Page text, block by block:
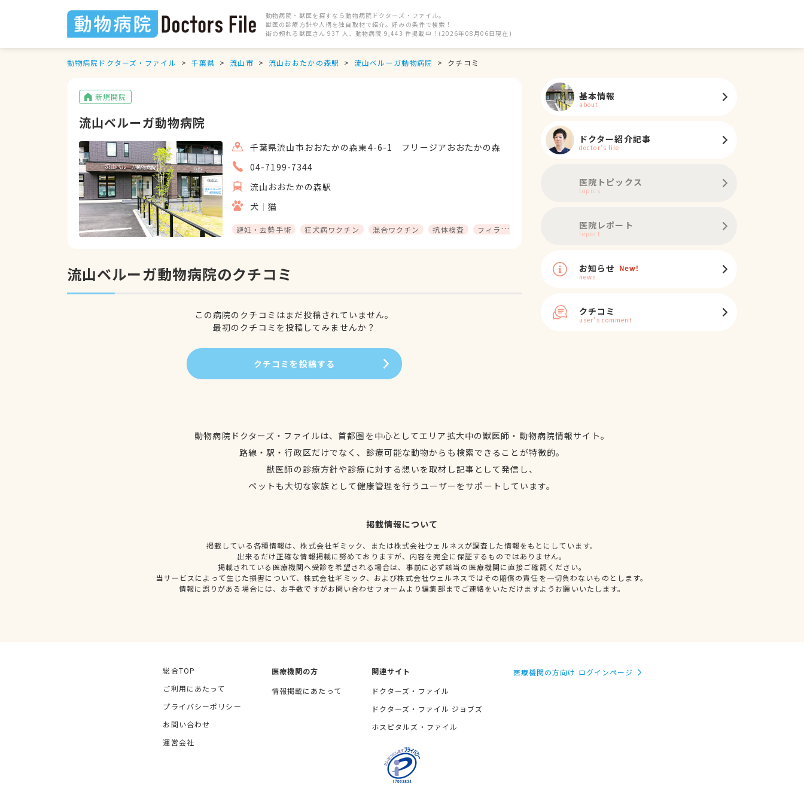
動物病院・獣医を探すなら動物病院ドクターズ・ファイル。
獣医の診療方針や人柄を独自取材で紹介。好みの条件で検索！
街の頼れる獣医さん 937 人、動物病院 9,443 件掲載中！(2026年08月06日現在)
動物病院ドクターズ・ファイル 千葉県 流山市 流山おおたかの森駅 流山ベルーガ動物病院 クチコミ
新規開院
流山ベルーガ動物病院
千葉県流山市おおたかの森東4-6-1 フリージアおおたかの森
04-7199-7344
流山おおたかの森駅
犬
猫
避妊・去勢手術 狂犬病ワクチン 混合ワクチン 抗体検査 フィラリア予防 ノミ・ダニ予防 マイクロチップ対応 健康診断
流山ベルーガ動物病院のクチコミ
この病院のクチコミはまだ投稿されていません。
最初のクチコミを投稿してみませんか？
クチコミを投稿する
基本情報
about
ドクター紹介記事
doctor's file
医院トピックス
topics
医院レポート
report
お知らせ
news
クチコミ
user's comment
動物病院ドクターズ・ファイルは、首都圏を中心としてエリア拡大中の獣医師・動物病院情報サイト。
路線・駅・行政区だけでなく、診療可能な動物からも検索できることが特徴的。
獣医師の診療方針や診療に対する想いを取材し記事として発信し、
ペットも大切な家族として健康管理を行うユーザーをサポートしています。
掲載情報について
掲載している各種情報は、株式会社ギミック、または株式会社ウェルネスが調査した情報をもとにしています。
出来るだけ正確な情報掲載に努めておりますが、内容を完全に保証するものではありません。
掲載されている医療機関へ受診を希望される場合は、事前に必ず該当の医療機関に直接ご確認ください。
当サービスによって生じた損害について、株式会社ギミック、および株式会社ウェルネスではその賠償の責任を一切負わないものとします。
情報に誤りがある場合には、お手数ですがお問い合わせフォームより編集部までご連絡をいただけますようお願いいたします。
総合TOP
ご利用にあたって
プライバシーポリシー
お問い合わせ
運営会社
医療機関の方
情報掲載にあたって
関連サイト
ドクターズ・ファイル
ドクターズ・ファイル ジョブズ
ホスピタルズ・ファイル
医療機関の方向け ログインページ